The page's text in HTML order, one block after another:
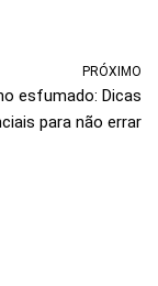
PRÓXIMO
esfumado: Dicas
para não errar